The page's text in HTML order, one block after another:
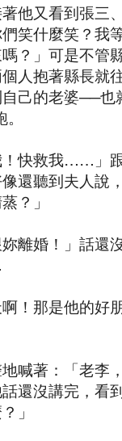
他又看到張三
笑什麼笑？我
？」可是不管
人抱著縣長就
己的老婆──也
！快救我……」
還聽到夫人說
？」
離婚！」話還
！那是他的好
喊著：「老李
還沒講完，看
」